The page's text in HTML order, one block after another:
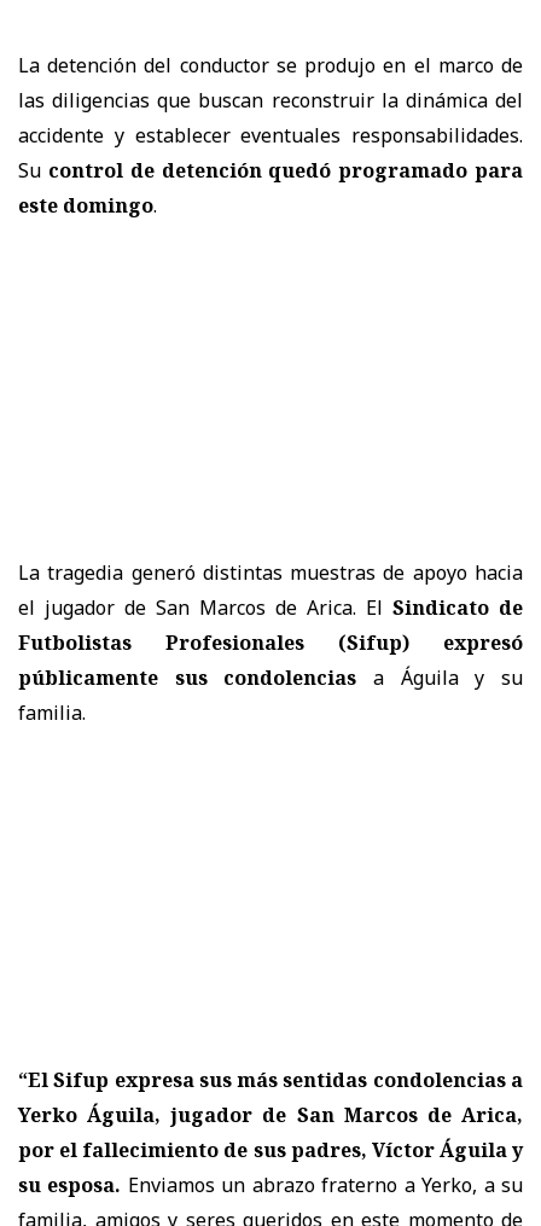
La detención del conductor se produjo en el marco de
las diligencias que buscan reconstruir la dinámica del
accidente y establecer eventuales responsabilidades.
Su control de detención quedó programado para
este domingo.
La tragedia generó distintas muestras de apoyo hacia
el jugador de San Marcos de Arica. El Sindicato de
Futbolistas Profesionales (Sifup) expresó
públicamente sus condolencias a Águila y su
familia.
“El Sifup expresa sus más sentidas condolencias a
Yerko Águila, jugador de San Marcos de Arica,
por el fallecimiento de sus padres, Víctor Águila y
su esposa. Enviamos un abrazo fraterno a Yerko, a su
familia, amigos y seres queridos en este momento de